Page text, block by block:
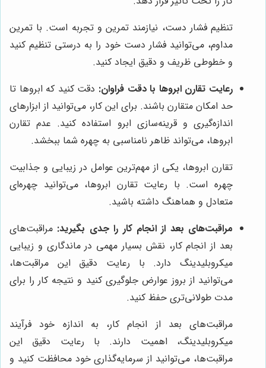
تنظیم فشار دست، نیازمند تمرین و تجربه است. با تمرین
مداوم، می‌توانید فشار دست خود را به درستی تنظیم کنید
و خطوطی ظریف و دقیق ایجاد کنید.
رعایت تقارن ابروها با دقت فراوان: دقت کنید که ابروها تا
حد امکان متقارن باشند. برای این کار، می‌توانید از ابزارهای
اندازه‌گیری و قرینه‌سازی ابرو استفاده کنید. عدم تقارن
ابروها، می‌تواند ظاهر نامناسبی به چهره شما ببخشد.
تقارن ابروها، یکی از مهم‌ترین عوامل در زیبایی و جذابیت
چهره است. با رعایت تقارن ابروها، می‌توانید چهره‌ای
متعادل و هماهنگ داشته باشید.
مراقبت‌های بعد از انجام کار را جدی بگیرید: مراقبت‌های
بعد از انجام کار، نقش بسیار مهمی در ماندگاری و زیبایی
میکروبلیدینگ دارد. با رعایت دقیق این مراقبت‌ها،
می‌توانید از بروز عوارض جلوگیری کنید و نتیجه کار را برای
مدت طولانی‌تری حفظ کنید.
مراقبت‌های بعد از انجام کار، به اندازه خود فرآیند
میکروبلیدینگ، اهمیت دارند. با رعایت دقیق این
مراقبت‌ها، می‌توانید از سرمایه‌گذاری خود محافظت کنید و